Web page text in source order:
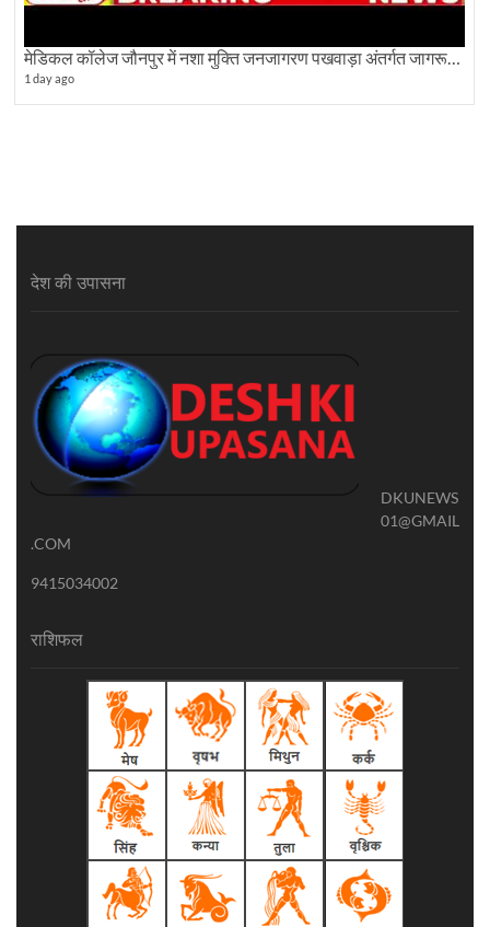
1 day ago
देश की उपासना
DKUNEWS
01@GMAIL
.COM
9415034002
राशिफल